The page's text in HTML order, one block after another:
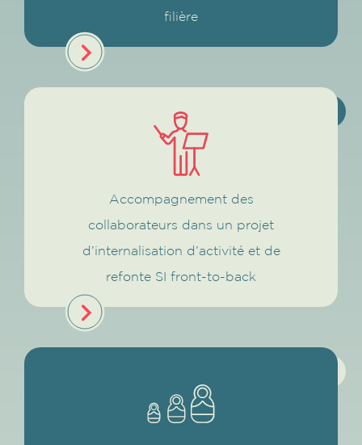
filière
Accompagnement des
collaborateurs dans un projet
d’internalisation d’activité et de
refonte SI front-to-back